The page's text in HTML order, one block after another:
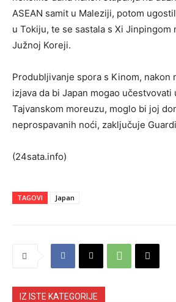
ASEAN samit u Maleziji, potom
u Tokiju, te se sastala s Xi Jinpingom
Južnoj Koreji.
Produbljivanje spora s Kinom, nakon
izjava da bi Japan mogao
Tajvanskom moreuzu, moglo bi joj
neprospavanih noći, zaključuje
(24sata.info)
TAGOVI Japan
IZ ISTE KATEGORIJE